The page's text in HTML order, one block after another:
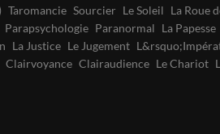
Taromancie Sourcier Le Soleil La Roue
Parapsychologie Paranormal La Papesse
La Justice Le Jugement
Clairvoyance Clairaudience Le Chariot